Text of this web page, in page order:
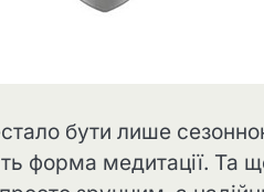
бути лише
форма медитації.